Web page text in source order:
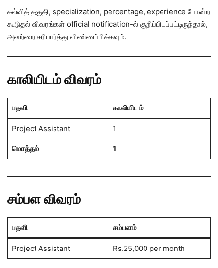
கல்வித் தகுதி, specialization, percentage, experience போன்ற
கூடுதல் விவரங்கள் official notification-ல் குறிப்பிடப்பட்டிருந்தால்,
அவற்றை சரிபார்த்து விண்ணப்பிக்கவும்.
காலியிடம் விவரம்
பதவி காலியிடம்
Project Assistant 1
மொத்தம் 1
சம்பள விவரம்
பதவி சம்பளம்
Project Assistant Rs.25,000 per month